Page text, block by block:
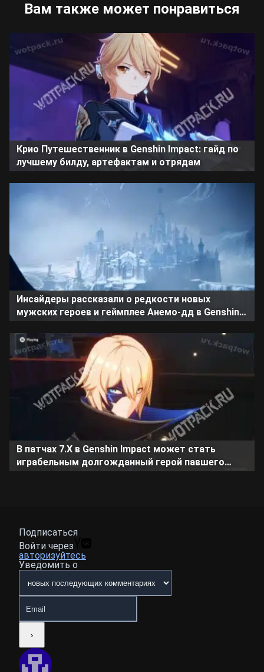
Вам также может понравиться
Крио Путешественник в Genshin Impact: гайд по
лучшему билду, артефактам и отрядам
Инсайдеры рассказали о редкости новых
мужских героев и геймплее Анемо-дд в Genshin
В патчах 7.Х в Genshin Impact может стать
играбельным долгожданный герой павшего
Подписаться
Войти через
авторизуйтесь
Уведомить о